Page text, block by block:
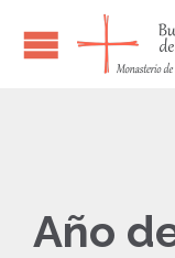
Año